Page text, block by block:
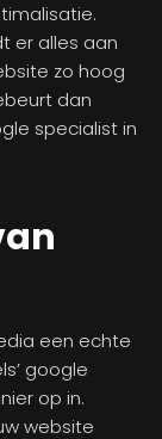
er alles aan
zo hoog
dan
specialist in
een echte
google
op in.
website